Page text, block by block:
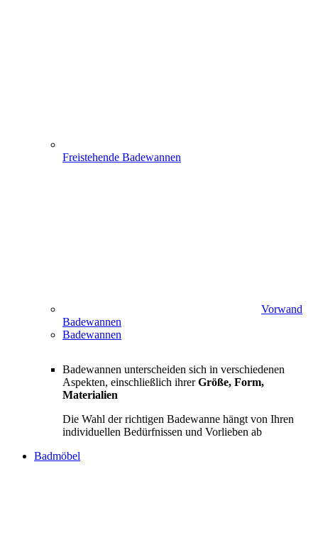
Freistehende Badewannen
Vorwand
Badewannen
Badewannen
Badewannen unterscheiden sich in verschiedenen
Aspekten, einschließlich ihrerGröße, Form,
Materialien
Die Wahl der richtigen Badewanne hängt von Ihren
individuellen Bedürfnissen und Vorlieben ab
Badmöbel